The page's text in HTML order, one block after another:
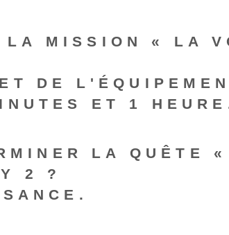
LA MISSION « LA
DE
ET 1
LA QUÊTE
2 ?